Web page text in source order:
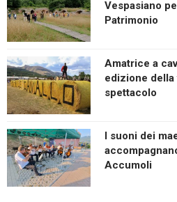
Vespasiano
Patrimonio
Amatrice a
edizione
spettacolo
I suoni dei
Accumoli